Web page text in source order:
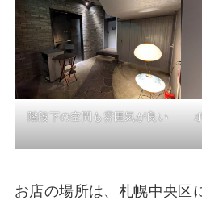
階段下の空間も雰囲気が良い
お店の場所は、札幌中央区